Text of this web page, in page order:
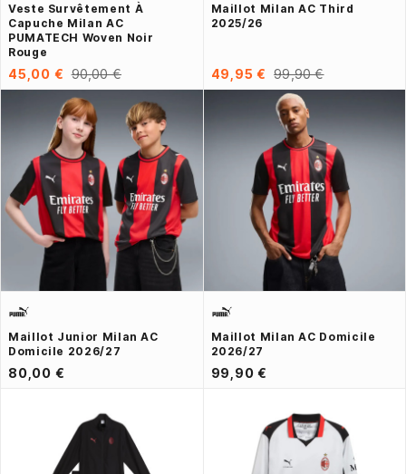
Veste Survêtement À
Capuche Milan AC
PUMATECH Woven Noir
Rouge
45,00 € 90,00 €
Maillot Milan AC Third
2025/26
49,95 € 99,90 €
Maillot Junior Milan AC
Domicile 2026/27
80,00 €
Maillot Milan AC Domicile
2026/27
99,90 €